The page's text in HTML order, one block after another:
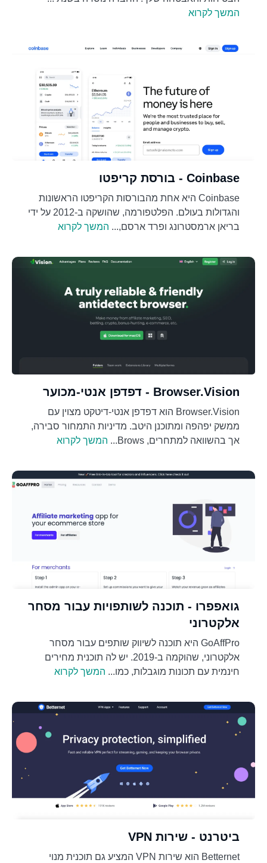
המשך לקרוא
Coinbase - בורסת קריפטו
Coinbase היא אחת מהבורסות הקריפטו הראשונות
והגדולות בעולם. הפלטפורמה, שהושקה ב-2012 על ידי
בריאן ארמסטרונג ופרד ארסם,... המשך לקרוא
Browser.Vision - דפדפן אנטי-מכוער
Browser.Vision הוא דפדפן אנטי-דיטקט מצוין עם
ממשק יפהפה ומתוכנן היטב. מדיניות התמחור סבירה,
אך בהשוואה למתחרים, Brows...
המשך לקרוא
גואפפרו - תוכנה לשותפויות עבור מסחר
אלקטרוני
GoAffPro היא תוכנה לשיווק שותפים עבור מסחר
אלקטרוני, שהוקמה ב-2019. יש לה תוכנית מחירים
חינמית עם תכונות מוגבלות, כמו... המשך לקרוא
ביטרנט - שירות VPN
Betternet הוא שירות VPN המציע גם תוכנית מנוי